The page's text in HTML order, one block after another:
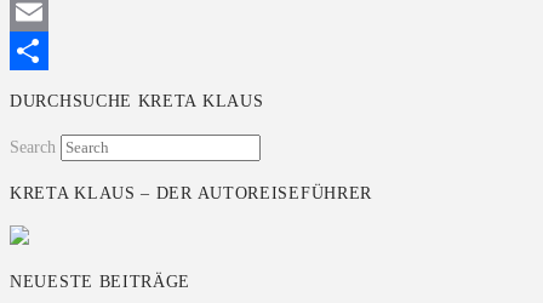
Twitter
Email
DURCHSUCHE KRETA KLAUS
Search
KRETA KLAUS – DER AUTOREISEFÜHRER
NEUESTE BEITRÄGE